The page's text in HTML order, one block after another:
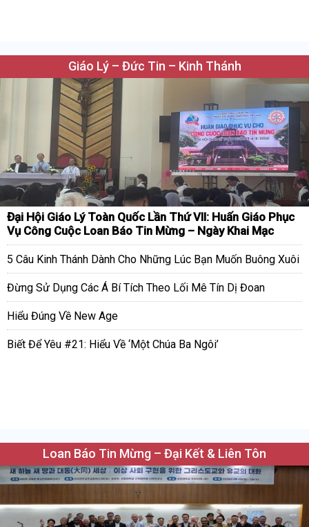
Giáo Lý – Đức Tin – Kinh Thánh
Đại Hội Giáo Lý Toàn Quốc Lần Thứ VII: Huấn Giáo Phục
Vụ Công Cuộc Loan Báo Tin Mừng – Ngày Khai Mạc
5 Câu Kinh Thánh Dành Cho Những Lúc Bạn Muốn Buông Xuôi
Đừng Sử Dụng Các Á Bí Tích Theo Lối Mê Tín Dị Đoan
Hiểu Đúng Về New Age
Biết Để Yêu #21: Hiểu Về ‘Một Chúa Ba Ngôi’
Loan Báo Tin Mừng – Đại Kết & Liên Tôn